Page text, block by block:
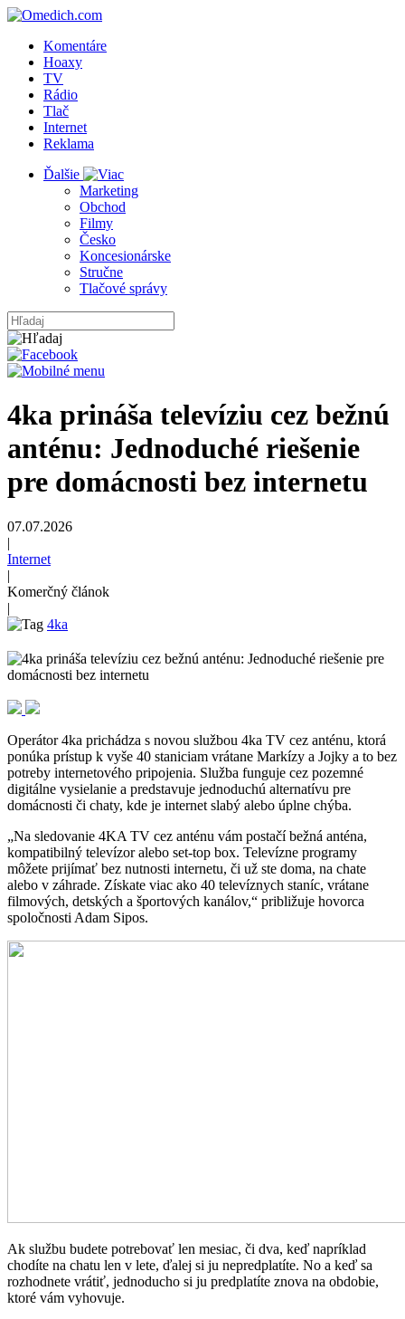
Komentáre
Hoaxy
TV
Rádio
Tlač
Internet
Reklama
Ďalšie
Marketing
Obchod
Filmy
Česko
Koncesionárske
Stručne
Tlačové správy
4ka prináša televíziu cez bežnú
anténu: Jednoduché riešenie
pre domácnosti bez internetu
07.07.2026
|
Internet
|
Komerčný článok
|
4ka
Operátor 4ka prichádza s novou službou 4ka TV cez anténu, ktorá
ponúka prístup k vyše 40 staniciam vrátane Markízy a Jojky a to bez
potreby internetového pripojenia. Služba funguje cez pozemné
digitálne vysielanie a predstavuje jednoduchú alternatívu pre
domácnosti či chaty, kde je internet slabý alebo úplne chýba.
„Na sledovanie 4KA TV cez anténu vám postačí bežná anténa,
kompatibilný televízor alebo set-top box. Televízne programy
môžete prijímať bez nutnosti internetu, či už ste doma, na chate
alebo v záhrade. Získate viac ako 40 televíznych staníc, vrátane
filmových, detských a športových kanálov,“ približuje hovorca
spoločnosti Adam Sipos.
Ak službu budete potrebovať len mesiac, či dva, keď napríklad
chodíte na chatu len v lete, ďalej si ju nepredplatíte. No a keď sa
rozhodnete vrátiť, jednoducho si ju predplatíte znova na obdobie,
ktoré vám vyhovuje.